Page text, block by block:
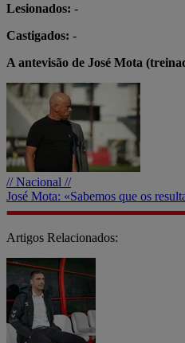
Lesionados: -
Castigados: -
A antevisão de José Mota
// Nacional //
José Mota: «Sabemos que os
Artigos Relacionados: